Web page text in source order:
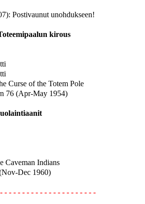
Postivaunut unohdukseen!
kirous
Curse of the Totem Pole
76 (Apr-May 1954)
Caveman Indians
Dec 1960)
- - - - - - - - - - - - - - - - - - - - -